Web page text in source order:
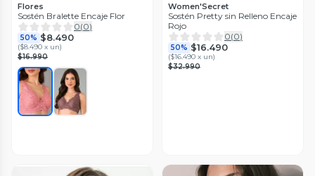
Flores
Sostén Bralette Encaje Flor
0(0)
50% $8.490
($8.490 x un)
$16.990
Women'Secret
Sostén Pretty sin Relleno Encaje
Rojo
0(0)
50% $16.490
($16.490 x un)
$32.990